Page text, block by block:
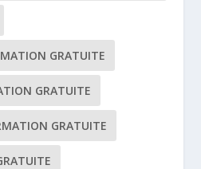
GRATUITE
GRATUITE
GRATUITE